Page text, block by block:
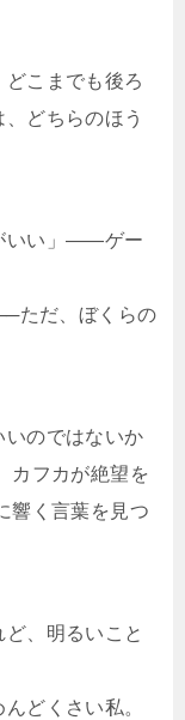
こまでも後ろ
どちらのほう
いい」――ゲー
ただ、ぼくらの
いのではないか
カフカが絶望を
響く言葉を見つ
、明るいこと
どくさい私。